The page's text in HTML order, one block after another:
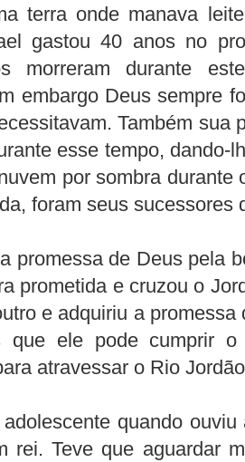
terra onde manava
gastou 40 anos no
morreram durante
embargo Deus sempre
Também sua
esse tempo, dando-
por sombra durante
foram seus sucessores
promessa de Deus pela
prometida e cruzou o
e adquiriu a
que ele pode cumprir
atravessar o Rio
quando
rei. Teve que aguardar